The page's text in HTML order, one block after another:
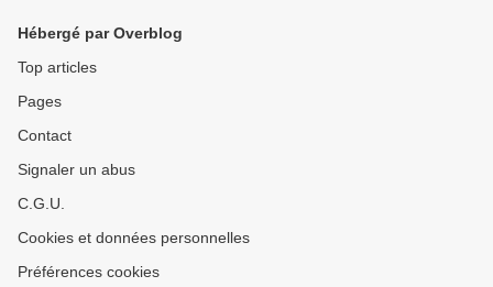
Hébergé par Overblog
Top articles
Pages
Contact
Signaler un abus
C.G.U.
Cookies et données personnelles
Préférences cookies